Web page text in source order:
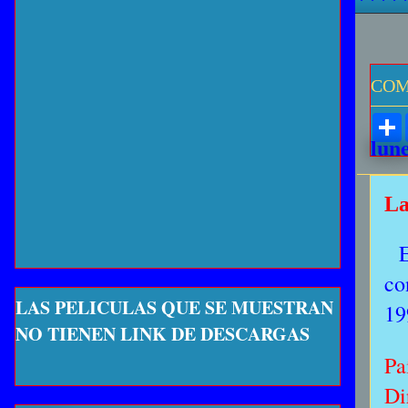
r
LAS PELICULAS QUE SE MUESTRAN
NO TIENEN LINK DE DESCARGAS